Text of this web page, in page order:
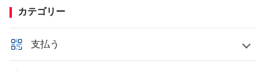
カテゴリー
支払う